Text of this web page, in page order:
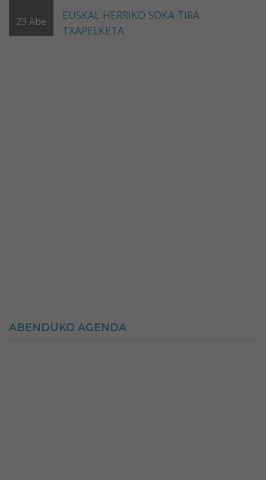
23 Abe
EUSKAL HERRIKO SOKA TIRA
TXAPELKETA
ABENDUKO AGENDA